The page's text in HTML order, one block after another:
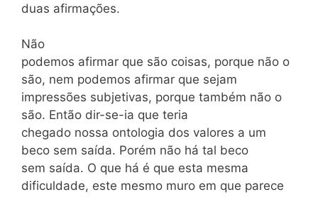
duas afirmações.
Não
podemos afirmar que são coisas, porque não o
são, nem podemos afirmar que sejam
impressões subjetivas, porque também não o
são. Então dir-se-ia que teria
chegado nossa ontologia dos valores a um
beco sem saída. Porém não há tal beco
sem saída. O que há é que esta mesma
dificuldade, este mesmo muro em que parece